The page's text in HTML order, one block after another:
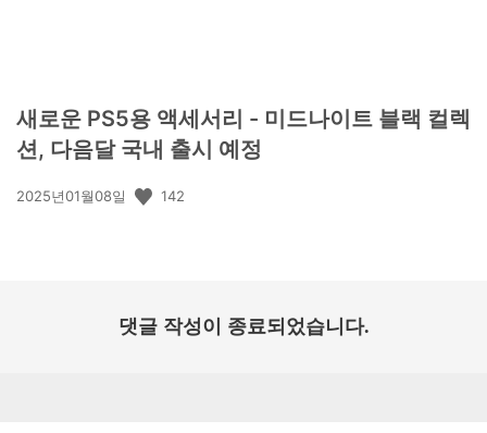
새로운 PS5용 액세서리 - 미드나이트 블랙 컬렉
션, 다음달 국내 출시 예정
공
2025년01월08일 142
댓글 작성이 종료되었습니다.